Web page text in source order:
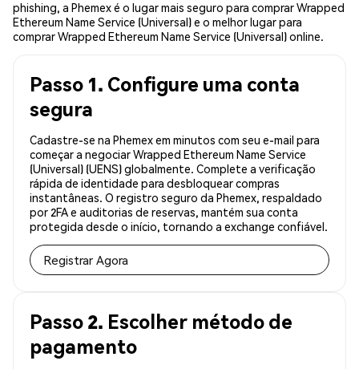
phishing, a Phemex é o lugar mais seguro para comprar Wrapped
Ethereum Name Service (Universal) e o melhor lugar para
comprar Wrapped Ethereum Name Service (Universal) online.
Passo 1. Configure uma conta
segura
Cadastre-se na Phemex em minutos com seu e-mail para
começar a negociar Wrapped Ethereum Name Service
(Universal) (UENS) globalmente. Complete a verificação
rápida de identidade para desbloquear compras
instantâneas. O registro seguro da Phemex, respaldado
por 2FA e auditorias de reservas, mantém sua conta
protegida desde o início, tornando a exchange confiável.
Registrar Agora
Passo 2. Escolher método de
pagamento